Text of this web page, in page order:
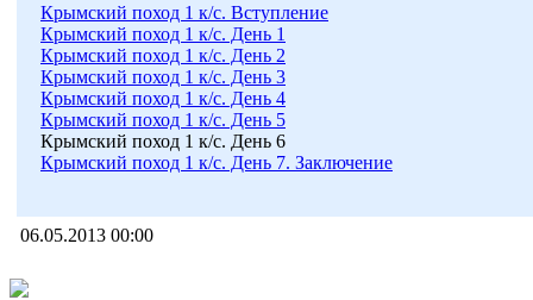
Крымский поход 1 к/с. Вступление
Крымский поход 1 к/с. День 1
Крымский поход 1 к/с. День 2
Крымский поход 1 к/с. День 3
Крымский поход 1 к/с. День 4
Крымский поход 1 к/с. День 5
Крымский поход 1 к/с. День 6
Крымский поход 1 к/с. День 7. Заключение
06.05.2013 00:00